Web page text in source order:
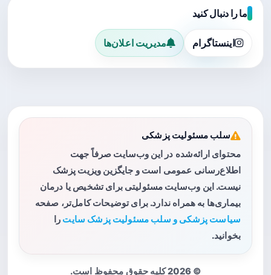
ما را دنبال کنید
اینستاگرام مدیریت اعلان‌ها
سلب مسئولیت پزشکی
محتوای ارائه‌شده در این وب‌سایت صرفاً جهت
اطلاع‌رسانی عمومی است و جایگزین ویزیت پزشک
نیست. این وب‌سایت مسئولیتی برای تشخیص یا درمان
بیماری‌ها به همراه ندارد. برای توضیحات کامل‌تر، صفحه
سیاست پزشکی و سلب مسئولیت پزشک سایت را
بخوانید.
© 2026 کلیه حقوق محفوظ است.